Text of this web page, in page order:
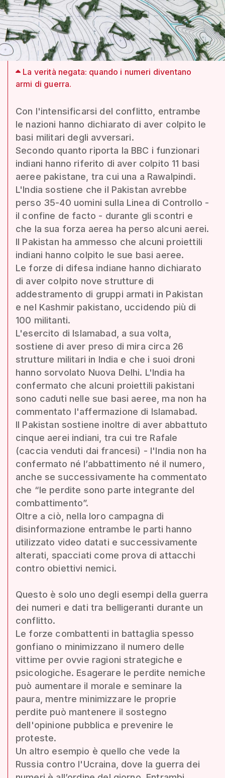
La verità negata: quando i numeri diventano
armi di guerra.
Con l'intensificarsi del conflitto, entrambe
le nazioni hanno dichiarato di aver colpito le
basi militari degli avversari.
Secondo quanto riporta la BBC i funzionari
indiani hanno riferito di aver colpito 11 basi
aeree pakistane, tra cui una a Rawalpindi.
L'India sostiene che il Pakistan avrebbe
perso 35-40 uomini sulla Linea di Controllo -
il confine de facto - durante gli scontri e
che la sua forza aerea ha perso alcuni aerei.
Il Pakistan ha ammesso che alcuni proiettili
indiani hanno colpito le sue basi aeree.
Le forze di difesa indiane hanno dichiarato
di aver colpito nove strutture di
addestramento di gruppi armati in Pakistan
e nel Kashmir pakistano, uccidendo più di
100 militanti.
L'esercito di Islamabad, a sua volta,
sostiene di aver preso di mira circa 26
strutture militari in India e che i suoi droni
hanno sorvolato Nuova Delhi. L'India ha
confermato che alcuni proiettili pakistani
sono caduti nelle sue basi aeree, ma non ha
commentato l'affermazione di Islamabad.
Il Pakistan sostiene inoltre di aver abbattuto
cinque aerei indiani, tra cui tre Rafale
(caccia venduti dai francesi) - l'India non ha
confermato né l’abbattimento né il numero,
anche se successivamente ha commentato
che “le perdite sono parte integrante del
combattimento”.
Oltre a ciò, nella loro campagna di
disinformazione entrambe le parti hanno
utilizzato video datati e successivamente
alterati, spacciati come prova di attacchi
contro obiettivi nemici.
Questo è solo uno degli esempi della guerra
dei numeri e dati tra belligeranti durante un
conflitto.
Le forze combattenti in battaglia spesso
gonfiano o minimizzano il numero delle
vittime per ovvie ragioni strategiche e
psicologiche. Esagerare le perdite nemiche
può aumentare il morale e seminare la
paura, mentre minimizzare le proprie
perdite può mantenere il sostegno
dell'opinione pubblica e prevenire le
proteste.
Un altro esempio è quello che vede la
Russia contro l'Ucraina, dove la guerra dei